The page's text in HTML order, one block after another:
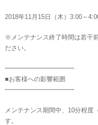
2018年11月15日（木）3:00～
※メンテナンス終了時間は若干
ださい。
━━━━━━━━━━━
■お客様への影響範囲
━━━━━━━━━━━
メンテナンス期間中、10分程度
す。